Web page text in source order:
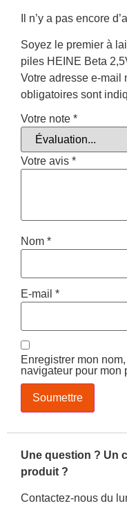
Il n’y a pas encore
Soyez le premier à
piles HEINE Beta
Votre adresse e-mail
obligatoires sont
Votre note *
Votre avis *
Nom *
E-mail *
Enregistrer mon
navigateur pour mon
Une question ? Un
produit ?
Contactez-nous du